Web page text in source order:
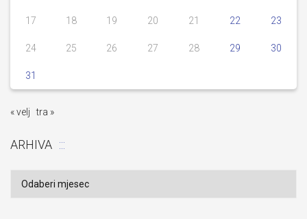
17 18 19 20 21 22 23
24 25 26 27 28 29 30
31
« velj tra »
ARHIVA
Arhiva